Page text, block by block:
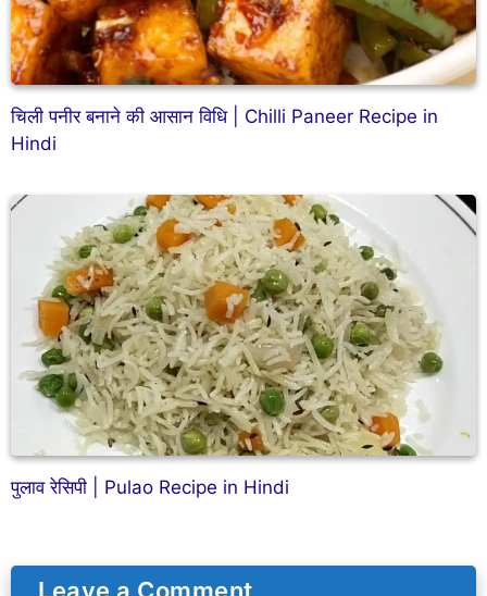
चिली पनीर बनाने की आसान विधि | Chilli Paneer Recipe in
Hindi
पुलाव रेसिपी | Pulao Recipe in Hindi